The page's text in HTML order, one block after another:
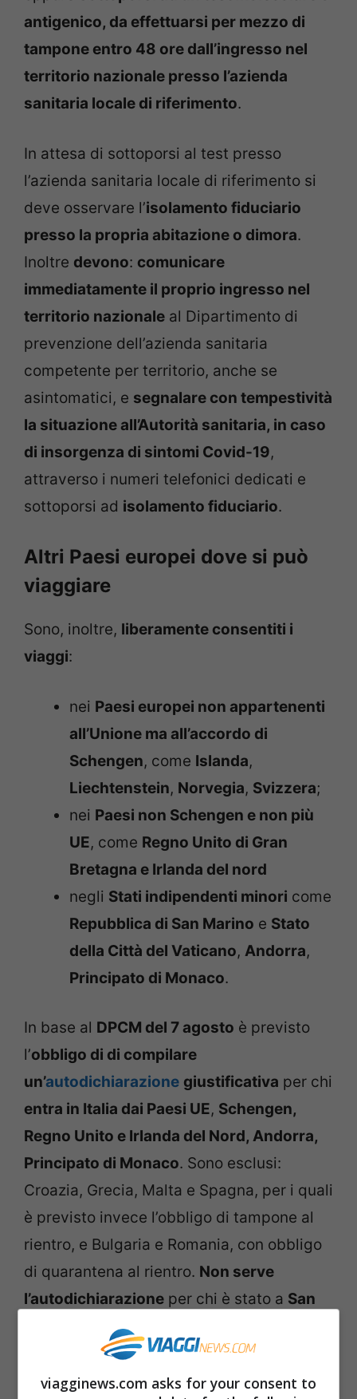
antigenico, da effettuarsi per mezzo di
tampone entro 48 ore dall’ingresso nel
territorio nazionale presso l’azienda
sanitaria locale di riferimento.
In attesa di sottoporsi al test presso
l’azienda sanitaria locale di riferimento si
deve osservare l’isolamento fiduciario
presso la propria abitazione o dimora.
Inoltre devono: comunicare
immediatamente il proprio ingresso nel
territorio nazionale al Dipartimento di
prevenzione dell’azienda sanitaria
competente per territorio, anche se
asintomatici, e segnalare con tempestività
la situazione all’Autorità sanitaria, in caso
di insorgenza di sintomi Covid-19,
attraverso i numeri telefonici dedicati e
sottoporsi ad isolamento fiduciario.
Altri Paesi europei dove si può
viaggiare
Sono, inoltre, liberamente consentiti i
viaggi:
nei Paesi europei non appartenenti
all’Unione ma all’accordo di
Schengen, come Islanda,
Liechtenstein, Norvegia, Svizzera;
nei Paesi non Schengen e non più
UE, come Regno Unito di Gran
Bretagna e Irlanda del nord
negli Stati indipendenti minori come
Repubblica di San Marino e Stato
della Città del Vaticano, Andorra,
Principato di Monaco.
In base al DPCM del 7 agosto è previsto
l’obbligo di di compilare
un’autodichiarazione giustificativa per chi
entra in Italia dai Paesi UE, Schengen,
Regno Unito e Irlanda del Nord, Andorra,
Principato di Monaco. Sono esclusi:
Croazia, Grecia, Malta e Spagna, per i quali
è previsto invece l’obbligo di tampone al
rientro, e Bulgaria e Romania, con obbligo
di quarantena al rientro. Non serve
l’autodichiarazione per chi è stato a San
e nello
viagginews.com asks for your consent to